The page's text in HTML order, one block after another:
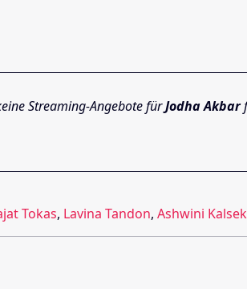
Streaming-Angebote fürJodha Akbar
Tokas, Lavina Tandon, Ashwini